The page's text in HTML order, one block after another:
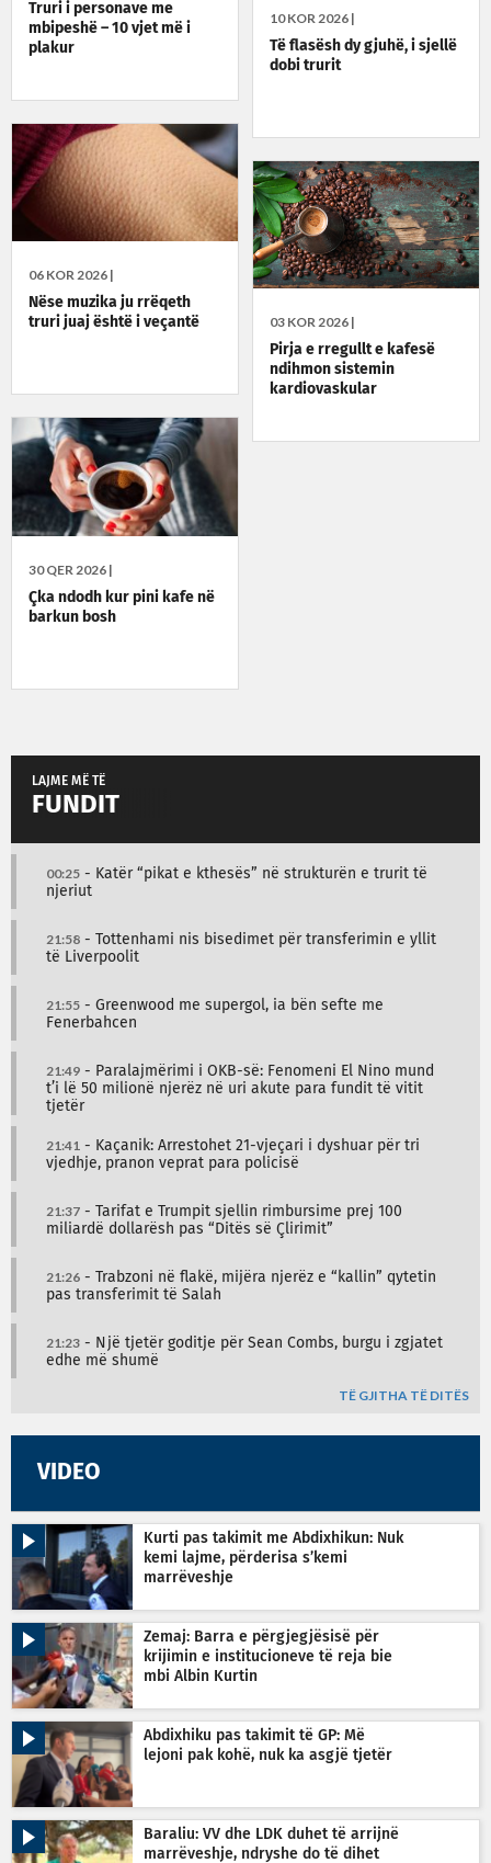
Truri i personave me
mbipeshë – 10 vjet më i
plakur
10 KOR 2026 |
Të flasësh dy gjuhë, i sjellë
dobi trurit
06 KOR 2026 |
Nëse muzika ju rrëqeth
truri juaj është i veçantë
03 KOR 2026 |
Pirja e rregullt e kafesë
ndihmon sistemin
kardiovaskular
30 QER 2026 |
Çka ndodh kur pini kafe në
barkun bosh
LAJME MË TË
FUNDIT
00:25 - Katër “pikat e kthesës” në strukturën e trurit të
njeriut
21:58 - Tottenhami nis bisedimet për transferimin e yllit
të Liverpoolit
21:55 - Greenwood me supergol, ia bën sefte me
Fenerbahcen
21:49 - Paralajmërimi i OKB-së: Fenomeni El Nino mund
t’i lë 50 milionë njerëz në uri akute para fundit të vitit
tjetër
21:41 - Kaçanik: Arrestohet 21-vjeçari i dyshuar për tri
vjedhje, pranon veprat para policisë
21:37 - Tarifat e Trumpit sjellin rimbursime prej 100
miliardë dollarësh pas “Ditës së Çlirimit”
21:26 - Trabzoni në flakë, mijëra njerëz e “kallin” qytetin
pas transferimit të Salah
21:23 - Një tjetër goditje për Sean Combs, burgu i zgjatet
edhe më shumë
TË GJITHA TË DITËS
VIDEO
Kurti pas takimit me Abdixhikun: Nuk
kemi lajme, përderisa s’kemi
marrëveshje
Zemaj: Barra e përgjegjësisë për
krijimin e institucioneve të reja bie
mbi Albin Kurtin
Abdixhiku pas takimit të GP: Më
lejoni pak kohë, nuk ka asgjë tjetër
Baraliu: VV dhe LDK duhet të arrijnë
marrëveshje, ndryshe do të dihet